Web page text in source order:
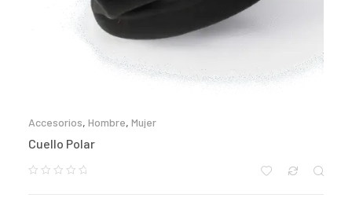
Accesorios, Hombre, Mujer
Cuello Polar